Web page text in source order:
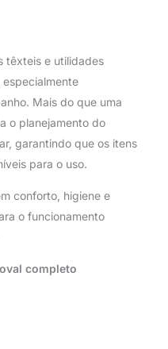
têxteis e utilidades
Mais do que uma
o planejamento do
garantindo que os itens
para o uso.
conforto, higiene e
o funcionamento
completo